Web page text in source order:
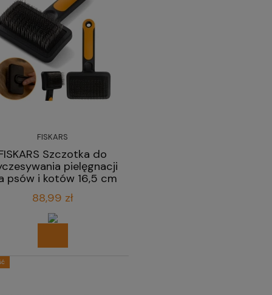
FISKARS
Szczotka do
pielęgnacji
psów i kotów 16,5 cm
88,99 zł